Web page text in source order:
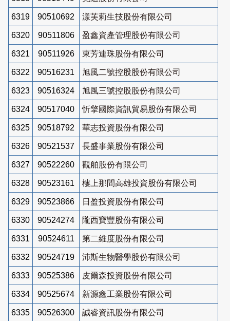
6319 90510692 漾芙莉生技股份有限公司
6320 90511806 盈鑫資產管理股份有限公司
6321 90511926 東芳連珠股份有限公司
6322 90516231 旭風二號控股股份有限公司
6323 90516324 旭風三號控股股份有限公司
6324 90517040 忻擎國際資訊貿易股份有限公司
6325 90518792 華志投資股份有限公司
6326 90521537 長盛事業股份有限公司
6327 90522260 觀舶股份有限公司
6328 90523161 樓上那間高雄投資股份有限公司
6329 90523866 日盈投資股份有限公司
6330 90524274 隴西寶豐股份有限公司
6331 90524611 第二維度股份有限公司
6332 90524719 沛斯生物醫學股份有限公司
6333 90525386 皮爾森投資股份有限公司
6334 90525674 新源鑫工業股份有限公司
6335 90526300 誠睿資訊股份有限公司